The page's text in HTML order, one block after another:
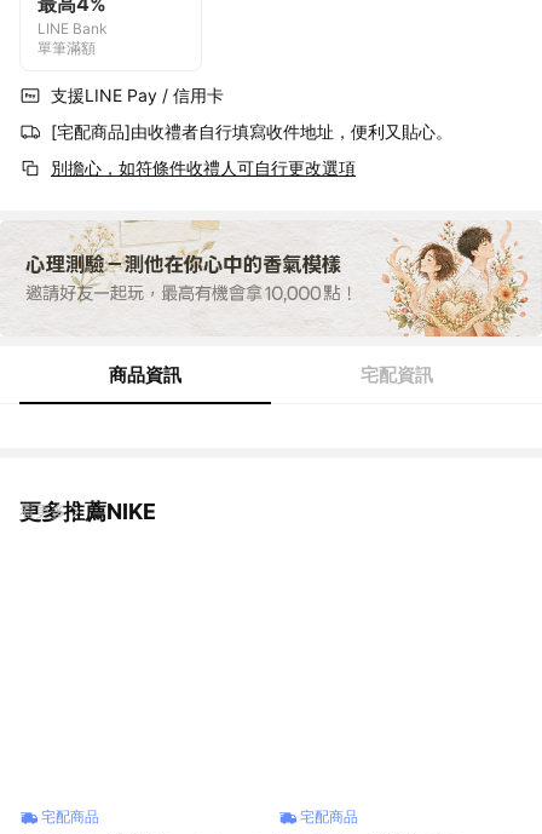
LINE Bank
單筆滿額
支援LINE Pay / 信用卡
[宅配商品]由收禮者自行填寫收件地址，便利又貼心。
別擔心，如符條件收禮人可自行更改選項
商品資訊 宅配資訊
更多推薦NIKE
看更多
宅配商品 宅配商品